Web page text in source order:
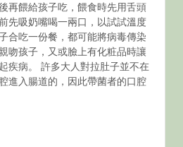
再餵給孩子吃，餵食時先用舌頭
先吸奶嘴喝一兩口，以試試溫度
合吃一份餐，都可能將病毒傳染
吻孩子，又或臉上有化粧品時讓
疾病。 許多大人對拉肚子並不在
進入腸道的，因此帶菌者的口腔